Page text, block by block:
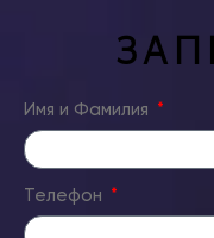
Имя и Фамилия
Телефон